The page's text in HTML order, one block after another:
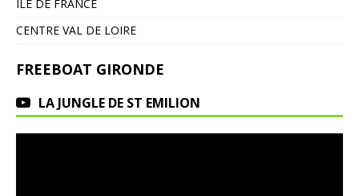
ILE DE FRANCE
CENTRE VAL DE LOIRE
FREEBOAT GIRONDE
LA JUNGLE DE ST EMILION